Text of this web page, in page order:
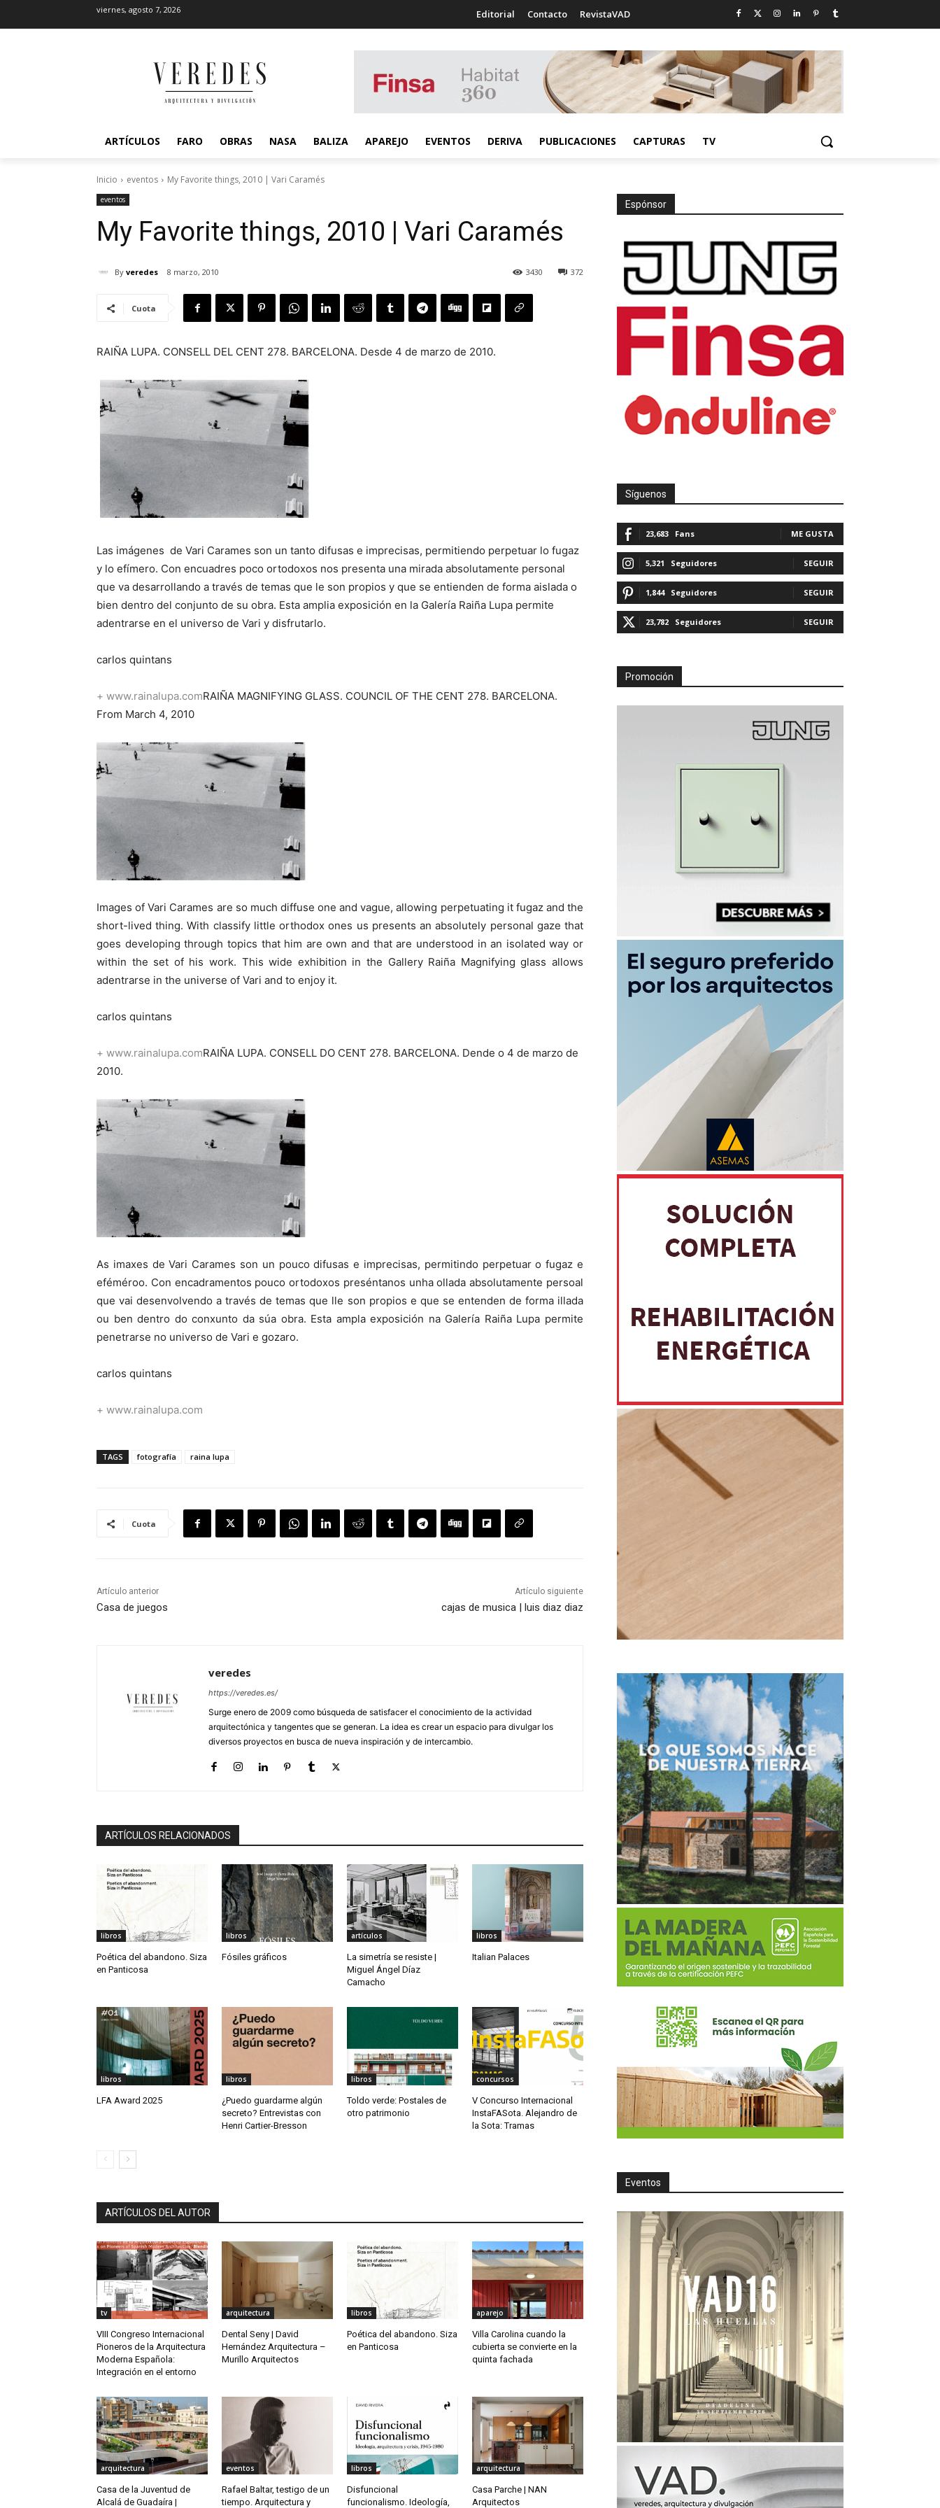
viernes, agosto 7, 2026 Editorial Contacto RevistaVAD
ARTÍCULOS FARO OBRAS NASA BALIZA APAREJO EVENTOS DERIVA PUBLICACIONES CAPTURAS TV
Inicio eventos My Favorite things, 2010 | Vari Caramés
eventos
My Favorite things, 2010 | Vari Caramés
By veredes 8 marzo, 2010 372
3430
Cuota
RAIÑA LUPA. CONSELL DEL CENT 278. BARCELONA. Desde 4 de marzo de 2010.
Las imágenes de Vari Carames son un tanto difusas e imprecisas, permitiendo perpetuar lo fugaz
y lo efímero. Con encuadres poco ortodoxos nos presenta una mirada absolutamente personal
que va desarrollando a través de temas que le son propios y que se entienden de forma aislada o
bien dentro del conjunto de su obra. Esta amplia exposición en la Galería Raiña Lupa permite
adentrarse en el universo de Vari y disfrutarlo.
carlos quintans
+ www.rainalupa.comRAIÑA MAGNIFYING GLASS. COUNCIL OF THE CENT 278. BARCELONA.
From March 4, 2010
Images of Vari Carames are so much diffuse one and vague, allowing perpetuating it fugaz and the
short-lived thing. With classify little orthodox ones us presents an absolutely personal gaze that
goes developing through topics that him are own and that are understood in an isolated way or
within the set of his work. This wide exhibition in the Gallery Raiña Magnifying glass allows
adentrarse in the universe of Vari and to enjoy it.
carlos quintans
+ www.rainalupa.comRAIÑA LUPA. CONSELL DO CENT 278. BARCELONA. Dende o 4 de marzo de
2010.
As imaxes de Vari Carames son un pouco difusas e imprecisas, permitindo perpetuar o fugaz e
eféméroo. Con encadramentos pouco ortodoxos preséntanos unha ollada absolutamente persoal
que vai desenvolvendo a través de temas que lle son propios e que se entenden de forma illada
ou ben dentro do conxunto da súa obra. Esta ampla exposición na Galería Raiña Lupa permite
penetrarse no universo de Vari e gozaro.
carlos quintans
+ www.rainalupa.com
TAGS fotografía raina lupa
Cuota
Artículo anterior
Casa de juegos
Artículo siguiente
cajas de musica | luis diaz diaz
veredes
https://veredes.es/
Surge enero de 2009 como búsqueda de satisfacer el conocimiento de la actividad
arquitectónica y tangentes que se generan. La idea es crear un espacio para divulgar los
diversos proyectos en busca de nueva inspiración y de intercambio.
ARTÍCULOS RELACIONADOS
libros
Poética del abandono. Siza
en Panticosa
libros
Fósiles gráficos
artículos
La simetría se resiste |
Miguel Ángel Díaz
Camacho
libros
Italian Palaces
libros
LFA Award 2025
libros
¿Puedo guardarme algún
secreto? Entrevistas con
Henri Cartier-Bresson
libros
Toldo verde: Postales de
otro patrimonio
concursos
V Concurso Internacional
InstaFASota. Alejandro de
la Sota: Tramas
ARTÍCULOS DEL AUTOR
tv
VIII Congreso Internacional
Pioneros de la Arquitectura
Moderna Española:
Integración en el entorno
arquitectura
Dental Seny | David
Hernández Arquitectura –
Murillo Arquitectos
libros
Poética del abandono. Siza
en Panticosa
aparejo
Villa Carolina cuando la
cubierta se convierte en la
quinta fachada
arquitectura
Casa de la Juventud de
Alcalá de Guadaíra |
eventos
Rafael Baltar, testigo de un
tiempo. Arquitectura y
libros
Disfuncional
funcionalismo. Ideología,
arquitectura
Casa Parche | NAN
Arquitectos
Espónsor
Síguenos
23,683 Fans ME GUSTA
5,321 Seguidores SEGUIR
1,844 Seguidores SEGUIR
23,782 Seguidores SEGUIR
Promoción
Eventos